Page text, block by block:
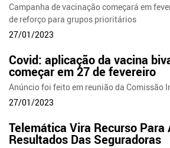
Campanha de vacinação começará em
de reforço para grupos prioritários
27/01/2023
Covid: aplicação da vacina
começar em 27 de fevereiro
Anúncio foi feito em reunião da Comissão
27/01/2023
Telemática Vira Recurso Para
Resultados Das Seguradoras